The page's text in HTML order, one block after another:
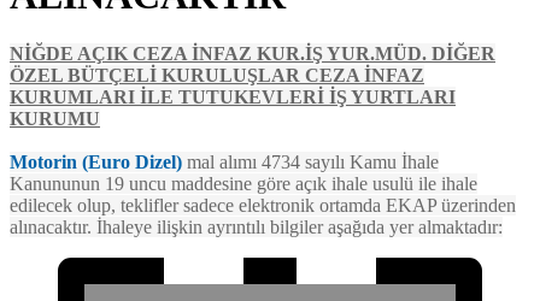
NİĞDE AÇIK CEZA İNFAZ KUR.İŞ YUR.MÜD. DİĞER
ÖZEL BÜTÇELİ KURULUŞLAR CEZA İNFAZ
KURUMLARI İLE TUTUKEVLERİ İŞ YURTLARI
KURUMU
Motorin (Euro Dizel) mal alımı 4734 sayılı Kamu İhale
Kanununun 19 uncu maddesine göre açık ihale usulü ile ihale
edilecek olup, teklifler sadece elektronik ortamda EKAP üzerinden
alınacaktır. İhaleye ilişkin ayrıntılı bilgiler aşağıda yer almaktadır: